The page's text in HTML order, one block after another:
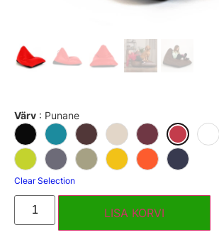
Värv : Punane
Clear Selection
LISA KORVI